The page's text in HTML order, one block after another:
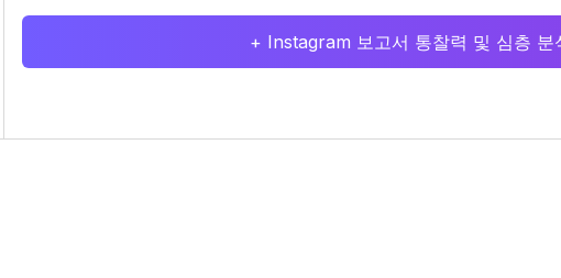
+ Instagram 보고서 통찰력 및 심층 분